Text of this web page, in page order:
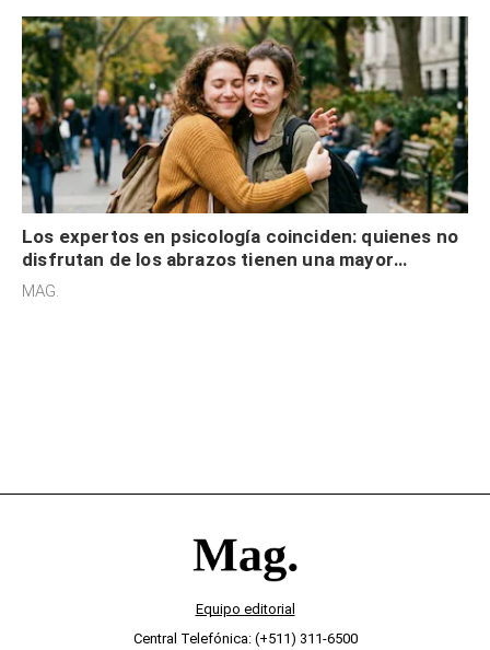
Los expertos en psicología coinciden: quienes no
disfrutan de los abrazos tienen una mayor
sensibilidad a los estímulos físicos y no es por
MAG.
Equipo editorial
Central Telefónica: (+511) 311-6500